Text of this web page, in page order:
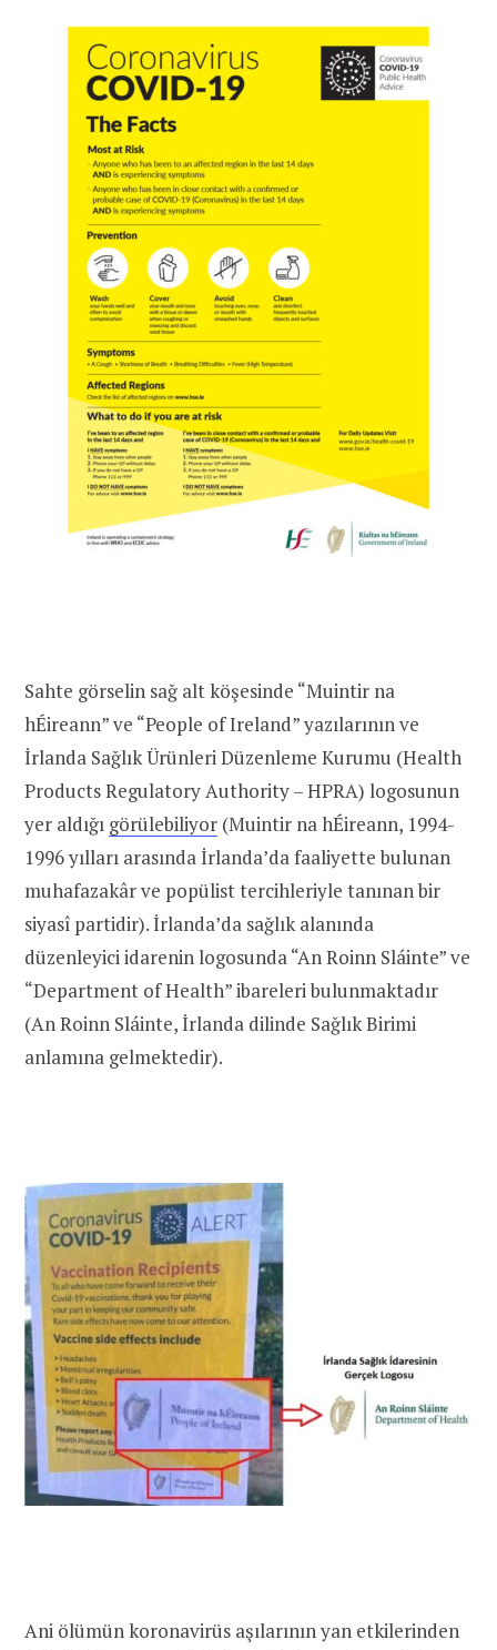
Sahte görselin sağ alt köşesinde “Muintir na
hÉireann” ve “People of Ireland” yazılarının ve
İrlanda Sağlık Ürünleri Düzenleme Kurumu (Health
Products Regulatory Authority – HPRA) logosunun
yer aldığı görülebiliyor (Muintir na hÉireann, 1994-
1996 yılları arasında İrlanda’da faaliyette bulunan
muhafazakâr ve popülist tercihleriyle tanınan bir
siyasî partidir). İrlanda’da sağlık alanında
düzenleyici idarenin logosunda “An Roinn Sláinte” ve
“Department of Health” ibareleri bulunmaktadır
(An Roinn Sláinte, İrlanda dilinde Sağlık Birimi
anlamına gelmektedir).
Ani ölümün koronavirüs aşılarının yan etkilerinden